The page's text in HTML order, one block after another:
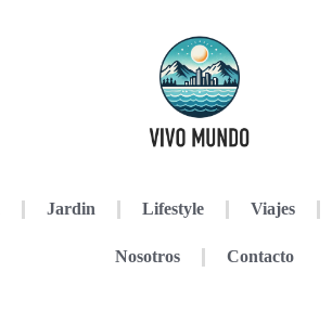
Jardin Lifestyle Viajes
Nosotros Contacto